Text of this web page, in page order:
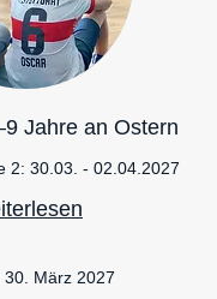
Jahre an Ostern
2: 30.03. - 02.04.2027
30. März 2027